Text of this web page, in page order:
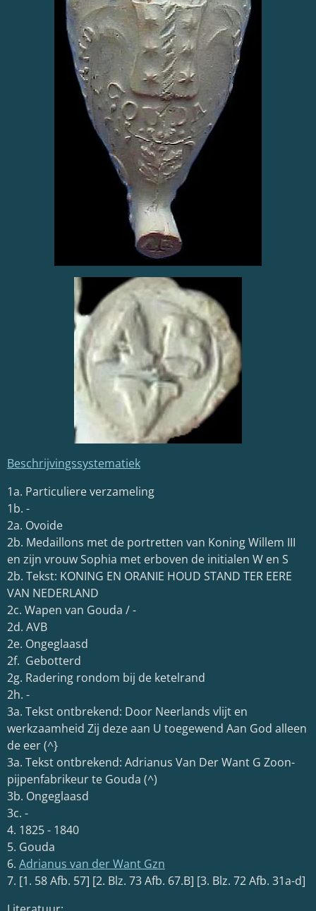
Beschrijvingssystematiek
1a. Particuliere verzameling
1b. -
2a. Ovoide
2b. Medaillons met de portretten van Koning Willem III
en zijn vrouw Sophia met erboven de initialen W en S
2b. Tekst: KONING EN ORANIE HOUD STAND TER EERE
VAN NEDERLAND
2c. Wapen van Gouda / -
2d. AVB
2e. Ongeglaasd
2f. Gebotterd
2g. Radering rondom bij de ketelrand
2h. -
3a. Tekst ontbrekend: Door Neerlands vlijt en
werkzaamheid Zij deze aan U toegewend Aan God alleen
de eer (^}
3a. Tekst ontbrekend: Adrianus Van Der Want G Zoon-
pijpenfabrikeur te Gouda (^)
3b. Ongeglaasd
3c. -
4. 1825 - 1840
5. Gouda
6. Adrianus van der Want Gzn
7. [1. 58 Afb. 57] [2. Blz. 73 Afb. 67.B] [3. Blz. 72 Afb. 31a-d]